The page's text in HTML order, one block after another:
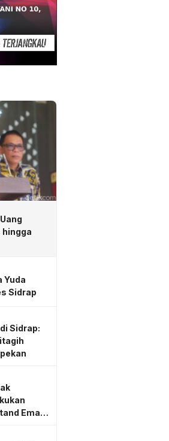
hingga
Yuda
Sidrap
Sidrap:
Emas